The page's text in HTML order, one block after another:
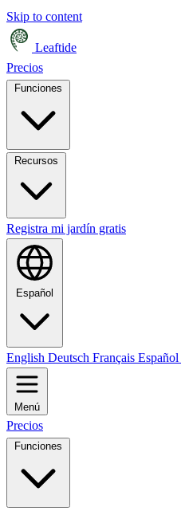
Skip to content
Leaftide
Precios
Registra mi jardín gratis
Español
English Deutsch Français Español
Menú
Precios
Funciones